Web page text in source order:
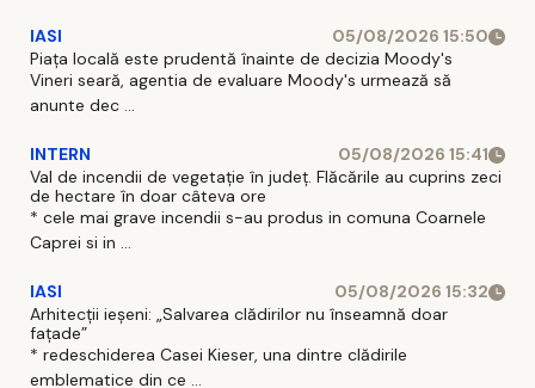
IASI
05/08/2026 15:50
Piața locală este prudentă înainte de decizia Moody's
Vineri seară, agentia de evaluare Moody's urmează să
anunte dec ...
INTERN
05/08/2026 15:41
Val de incendii de vegetație în județ. Flăcările au cuprins zeci
de hectare în doar câteva ore
* cele mai grave incendii s-au produs in comuna Coarnele
Caprei si in ...
IASI
05/08/2026 15:32
Arhitecții ieșeni: „Salvarea clădirilor nu înseamnă doar
fațade”
* redeschiderea Casei Kieser, una dintre clădirile
emblematice din ce ...